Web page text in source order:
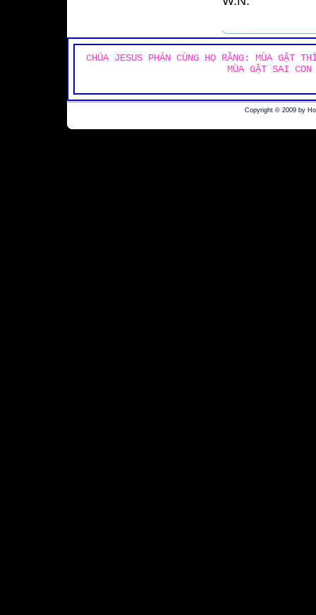
CHÚA JESUS PHÁN CÙNG HỌ RẰNG: MÙA GẶT
MÙA GẶT SAI
Copyright © 2009 by